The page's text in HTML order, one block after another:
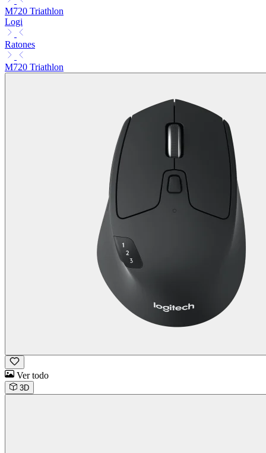
M720 Triathlon
Logi
Ratones
M720 Triathlon
Ver todo
3D